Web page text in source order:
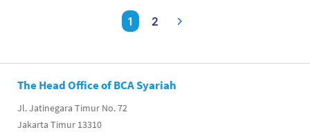
1 2
The Head Office of BCA Syariah
Jl. Jatinegara Timur No. 72
Jakarta Timur 13310